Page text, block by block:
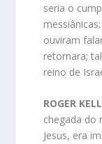
seria o
ouviram
retornara;
reino de
ROGER
chegada do
Jesus, era